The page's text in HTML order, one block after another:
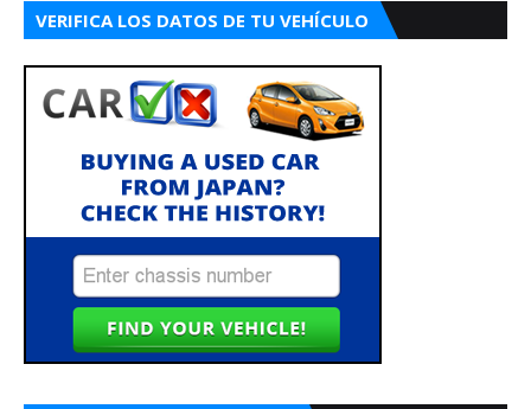
VERIFICA LOS DATOS DE TU VEHÍCULO